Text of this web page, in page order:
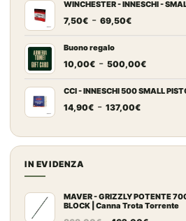
prezzo:
da
67,00€
WINCHESTER - INNESCHI -
7,50€ - 69,50€Fascia
da
a
69,50€
Buono regalo
10,00€ - 500,00€Fascia
prezzo:
a
CCI - INNESCHI 500 SMALL
14,90€ - 137,00€Fascia
prezzo:
da
137,00€
IN EVIDENZA
MAVER - GRIZZLY POTENTE
BLOCK | Canna Trota Torrente